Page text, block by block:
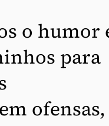
o humor
para
ofensas,